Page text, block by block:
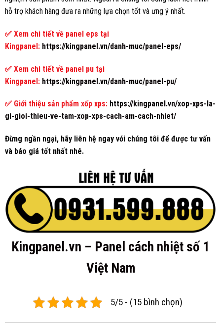
hỗ trợ khách hàng đưa ra những lựa chọn tốt và ưng ý nhất.
✅ Xem chi tiết về panel eps tại
Kingpanel: https://kingpanel.vn/danh-muc/panel-eps/
✅ Xem chi tiết về panel pu tại
Kingpanel: https://kingpanel.vn/danh-muc/panel-pu/
✅ Giới thiệu sản phẩm xốp xps: https://kingpanel.vn/xop-xps-la-
gi-gioi-thieu-ve-tam-xop-xps-cach-am-cach-nhiet/
Đừng ngần ngại, hãy liên hệ ngay với chúng tôi để được tư vấn
và báo giá tốt nhất nhé.
Kingpanel.vn – Panel cách nhiệt số 1
Việt Nam
5/5 - (15 bình chọn)